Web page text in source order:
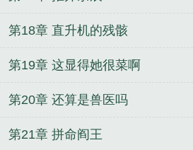
第18章 直升机的残骸
第19章 这显得她很菜啊
第20章 还算是兽医吗
第21章 拼命阎王